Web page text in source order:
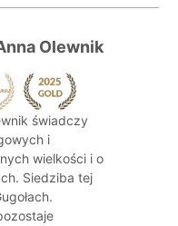
Olewnik
świadczy
i
wielkości i o
Siedziba tej